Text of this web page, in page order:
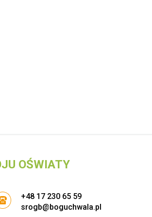
OŚWIATY
+48 17 230 65 59
srogb@boguchwala.pl